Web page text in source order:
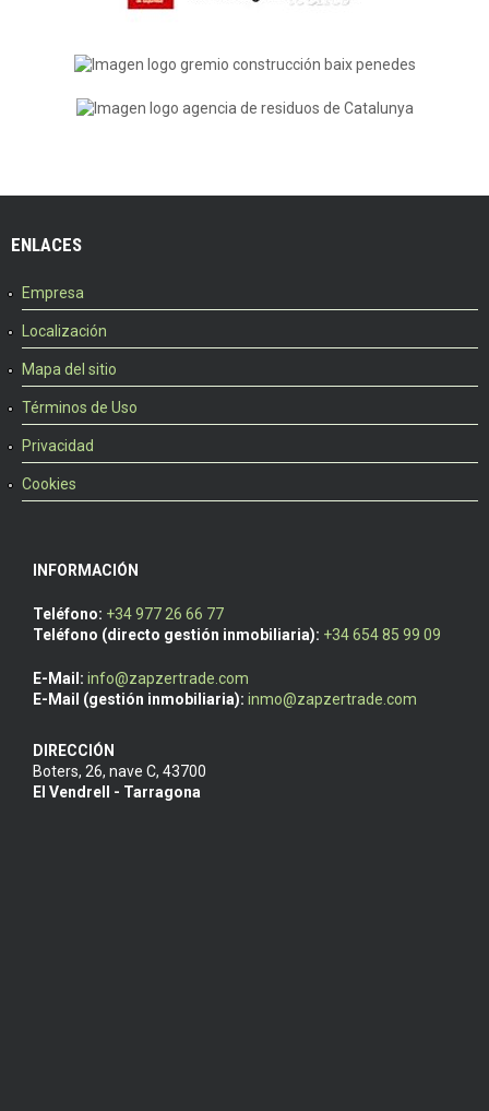
ENLACES
Empresa
Localización
Mapa del sitio
Términos de Uso
Privacidad
Cookies
INFORMACIÓN
Teléfono: +34 977 26 66 77
Teléfono (directo gestión inmobiliaria): +34 654 85 99 09
E-Mail: info@zapzertrade.com
E-Mail (gestión inmobiliaria): inmo@zapzertrade.com
DIRECCIÓN
Boters, 26, nave C, 43700
El Vendrell - Tarragona